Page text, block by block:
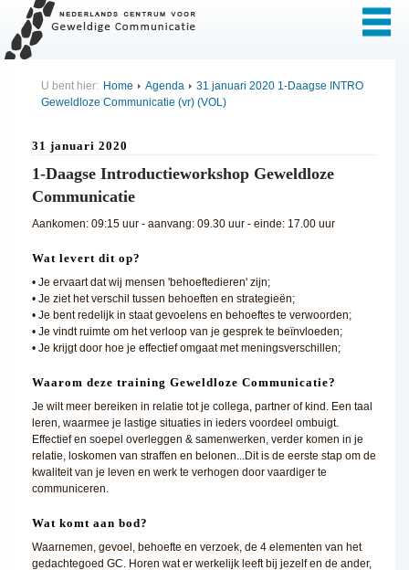
U bent hier: Home Agenda
31 januari 2020 1-Daagse INTRO
Geweldloze Communicatie (vr) (VOL)
31 januari 2020
1-Daagse Introductieworkshop Geweldloze
Communicatie
Aankomen: 09:15 uur - aanvang: 09.30 uur - einde: 17.00 uur
Wat levert dit op?
• Je ervaart dat wij mensen 'behoeftedieren' zijn;
• Je ziet het verschil tussen behoeften en strategieën;
• Je bent redelijk in staat gevoelens en behoeftes te verwoorden;
• Je vindt ruimte om het verloop van je gesprek te beïnvloeden;
• Je krijgt door hoe je effectief omgaat met meningsverschillen;
Waarom deze training Geweldloze Communicatie?
Je wilt meer bereiken in relatie tot je collega, partner of kind. Een taal
leren, waarmee je lastige situaties in ieders voordeel ombuigt.
Effectief en soepel overleggen & samenwerken, verder komen in je
relatie, loskomen van straffen en belonen...Dit is de eerste stap om de
kwaliteit van je leven en werk te verhogen door vaardiger te
communiceren.
Wat komt aan bod?
Waarnemen, gevoel, behoefte en verzoek, de 4 elementen van het
gedachtegoed GC. Horen wat er werkelijk leeft bij jezelf en de ander,